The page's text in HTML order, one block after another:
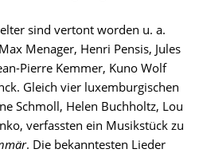
sind vertont worden u. a.
Menager, Henri Pensis, Jules
Pierre Kemmer, Kuno Wolf
Gleich vier luxemburgischen
Schmoll, Helen Buchholtz, Lou
verfassten ein Musikstück zu
. Die bekanntesten Lieder